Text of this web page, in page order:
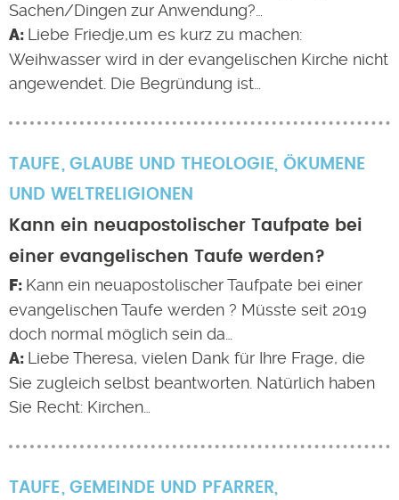
Sachen/Dingen zur Anwendung?…
Liebe Friedje,um es kurz zu machen:
Weihwasser wird in der evangelischen Kirche nicht
angewendet. Die Begründung ist…
TAUFE GLAUBE UND THEOLOGIE, ÖKUMENE
UND WELTRELIGIONEN
Kann ein neuapostolischer Taufpate bei
einer evangelischen Taufe werden?
Kann ein neuapostolischer Taufpate bei einer
evangelischen Taufe werden ? Müsste seit 2019
doch normal möglich sein da…
Liebe Theresa, vielen Dank für Ihre Frage, die
Sie zugleich selbst beantworten. Natürlich haben
Sie Recht: Kirchen…
TAUFE GEMEINDE UND PFARRER,